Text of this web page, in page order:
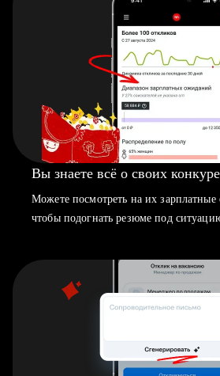
Вы знаете всё о своих
Можете посмотреть на их
чтобы подогнать резюме под